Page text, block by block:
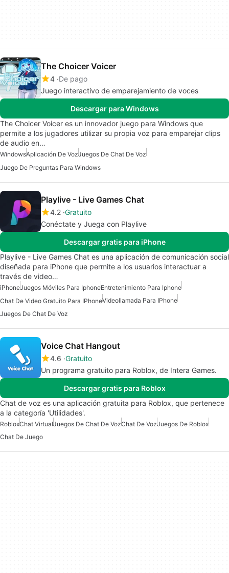
The Choicer Voicer
4 De pago
Juego interactivo de emparejamiento de voces
Descargar para Windows
The Choicer Voicer es un innovador juego para Windows que
permite a los jugadores utilizar su propia voz para emparejar clips
de audio en…
WindowsAplicación De VozJuegos De Chat De Voz
Juego De Preguntas Para Windows
Playlive - Live Games Chat
4.2 Gratuito
Conéctate y Juega con Playlive
Descargar gratis para iPhone
Playlive - Live Games Chat es una aplicación de comunicación social
diseñada para iPhone que permite a los usuarios interactuar a
través de video…
iPhoneJuegos Móviles Para IphoneEntretenimiento Para Iphone
Chat De Video Gratuito Para IPhoneVideollamada Para IPhone
Juegos De Chat De Voz
Voice Chat Hangout
4.6 Gratuito
Un programa gratuito para Roblox, de Intera Games.
Descargar gratis para Roblox
Chat de voz es una aplicación gratuita para Roblox, que pertenece
a la categoría 'Utilidades'.
RobloxChat VirtualJuegos De Chat De VozChat De VozJuegos De Roblox
Chat De Juego